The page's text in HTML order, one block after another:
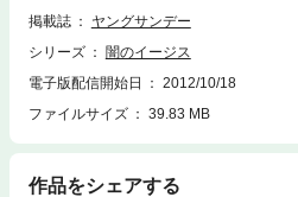
掲載誌
ヤングサンデー
シリーズ
闇のイージス
電子版配信開始日
2012/10/18
ファイルサイズ
39.83 MB
作品をシェアする